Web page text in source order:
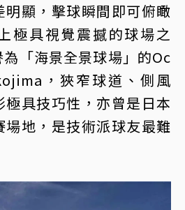
顯，擊球瞬間即可俯瞰
極具視覺震撼的球場之
「海景全景球場」的Oc
，狹窄球道、側風
具技巧性，亦曾是日本
地，是技術派球友最難